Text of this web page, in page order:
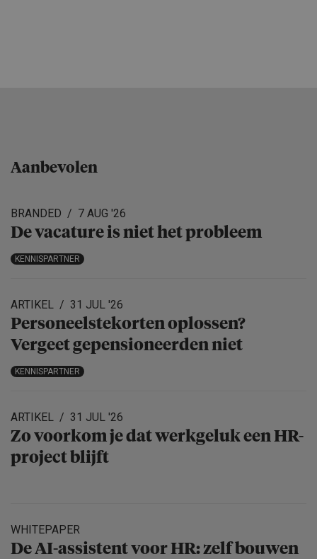
Aanbevolen
BRANDED 7 AUG '26
De vacature is niet het probleem
KENNISPARTNER
ARTIKEL 31 JUL '26
Personeels­te­korten oplossen?
Vergeet gepensio­neerden niet
KENNISPARTNER
ARTIKEL 31 JUL '26
Zo voorkom je dat werkgeluk een HR-
project blijft
WHITEPAPER
De AI-assistent voor HR: zelf bouwen